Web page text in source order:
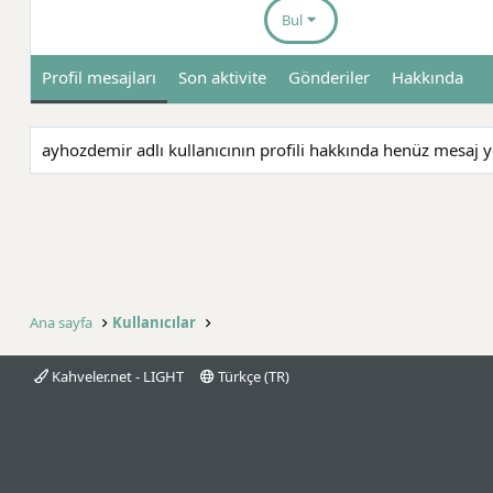
Bul
Profil mesajları Son aktivite Gönderiler Hakkında
ayhozdemir adlı kullanıcının profili hakkında henüz mesaj
Ana sayfa Kullanıcılar
Kahveler.net - LIGHT Türkçe (TR)